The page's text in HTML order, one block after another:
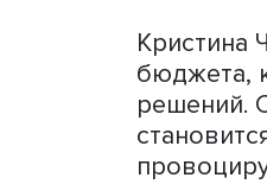
Если